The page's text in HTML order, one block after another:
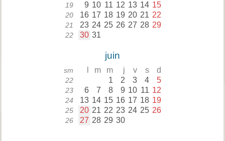
19 9 10 11 12 13 14 15
20 16 17 18 19 20 21 22
21 23 24 25 26 27 28 29
22 30 31
juin
sm m m j v s d
22 1 2 3 4 5
23 6 7 8 9 10 11 12
24 13 14 15 16 17 18 19
25 20 21 22 23 24 25 26
26 27 28 29 30